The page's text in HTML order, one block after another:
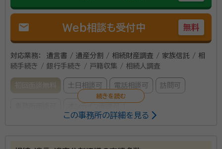
mail Web相談も受付中 無料
対応業務：
遺言書 / 遺産分割 / 相続財産調査 / 家族信託 / 相
続手続き / 銀行手続き / 戸籍収集 / 相続人調査
初回面談無料 土日相談可 電話相談可 訪問可
この事務所の詳細を見る